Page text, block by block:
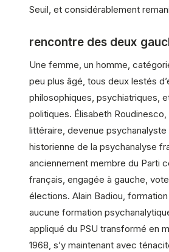
Seuil, et considérablement
rencontre des deux
Une femme, un homme,
peu plus âgé, tous deux lestés
philosophiques, psychiatriques,
politiques. Élisabeth
littéraire, devenue psychanalyste
historienne de la psychanalyse
anciennement membre du Parti
français, engagée à gauche,
élections. Alain Badiou,
aucune formation
appliqué du PSU transformé en
1968, s’y maintenant avec